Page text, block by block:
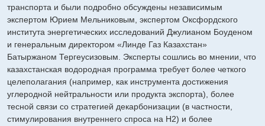
транспорта и были подробно обсуждены независимым
экспертом Юрием Мельниковым, экспертом Оксфордского
института энергетических исследований Джулианом Боуденом
и генеральным директором «Линде Газ Казахстан»
Батыржаном Тергеусизовым. Эксперты сошлись во мнении, что
казахстанская водородная программа требует более четкого
целеполагания (например, как инструмента достижения
углеродной нейтральности или продукта экспорта), более
тесной связи со стратегией декарбонизации (в частности,
стимулирования внутреннего спроса на H2) и более